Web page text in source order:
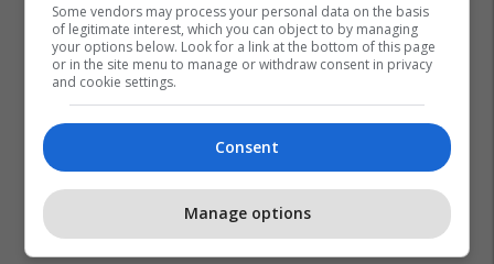
Some vendors may process your personal data on the basis
of legitimate interest, which you can object to by managing
your options below. Look for a link at the bottom of this page
or in the site menu to manage or withdraw consent in privacy
and cookie settings.
Consent
Manage options